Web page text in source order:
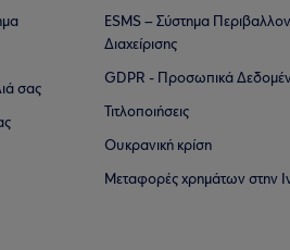
σας
ESMS – Σύστημα
Διαχείρισης
GDPR - Προσωπικά
Τιτλοποιήσεις
Ουκρανική κρίση
Μεταφορές χρημάτων στην